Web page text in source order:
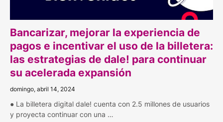
Bancarizar, mejorar la experiencia de
pagos e incentivar el uso de la billetera:
las estrategias de dale! para continuar
su acelerada expansión
domingo, abril 14, 2024
● La billetera digital dale! cuenta con 2.5 millones de usuarios
y proyecta continuar con una …